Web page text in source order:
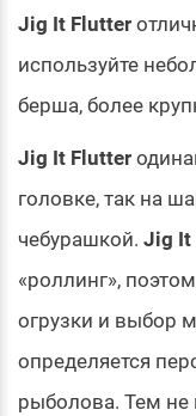
Jig It Flutter
используйте
берша, более
Jig It Flutter
головке, так на
чебурашкой. Jig It
«роллинг»,
огрузки и выбор
определяется
рыболова. Тем